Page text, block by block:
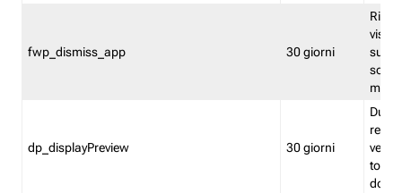
fwp_dismiss_app 30 giorni
visto
dp_displayPreview 30 giorni
torna
dopo